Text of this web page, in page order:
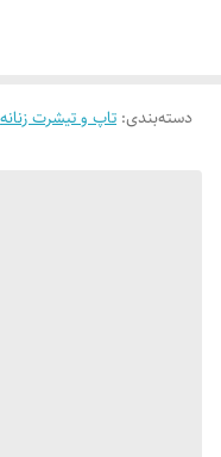
🎨 رنگ بندیش:
دسته‌بندی: تاپ و تیشرت زنانه